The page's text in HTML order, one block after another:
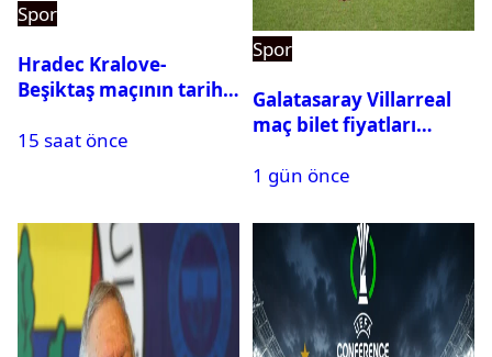
Spor
Hradec Kralove-
Beşiktaş maçının tarihi
15 saat önce
Spor
Galatasaray Villarreal
maç bilet fiyatları
1 gün önce